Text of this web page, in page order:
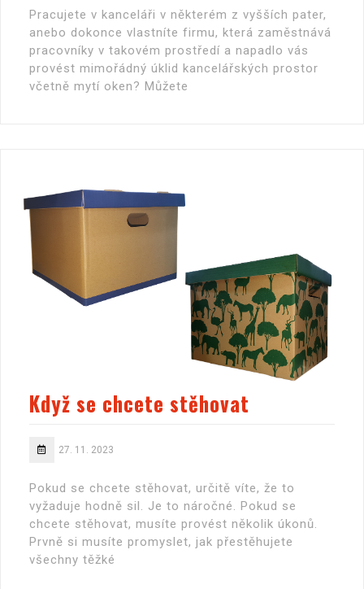
Pracujete v kanceláři v některém z vyšších pater,
anebo dokonce vlastníte firmu, která zaměstnává
pracovníky v takovém prostředí a napadlo vás
provést mimořádný úklid kancelářských prostor
včetně mytí oken? Můžete
Když se chcete stěhovat
27. 11. 2023
Pokud se chcete stěhovat, určitě víte, že to
vyžaduje hodně sil. Je to náročné. Pokud se
chcete stěhovat, musíte provést několik úkonů.
Prvně si musíte promyslet, jak přestěhujete
všechny těžké